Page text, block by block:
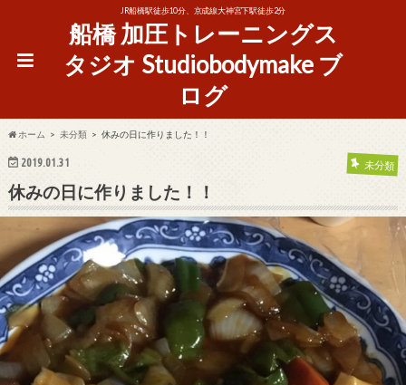
JR船橋駅徒歩10分、京成線大神宮下駅徒歩2分
船橋 加圧トレーニングス
タジオ Studiobodymake ブ
ログ
ホーム 未分類 休みの日に作りました！！
2019.01.31 未分類
休みの日に作りました！！